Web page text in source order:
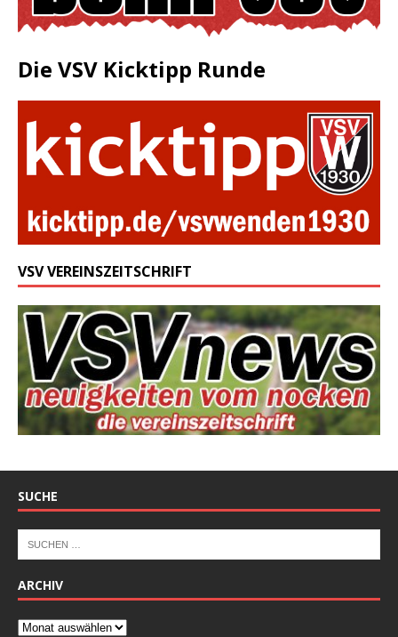
Die VSV Kicktipp Runde
VSV VEREINSZEITSCHRIFT
SUCHE
ARCHIV